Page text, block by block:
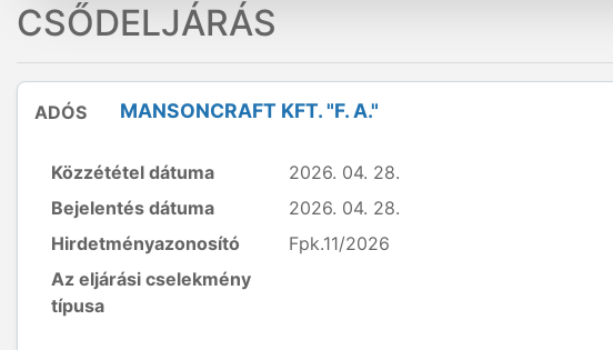
CSŐDELJÁRÁS
ADÓS MANSONCRAFT KFT. "F. A."
Közzététel dátuma
2026. 04. 28.
Bejelentés dátuma
2026. 04. 28.
Hirdetményazonosító
Fpk.11/2026
Az eljárási cselekmény
típusa